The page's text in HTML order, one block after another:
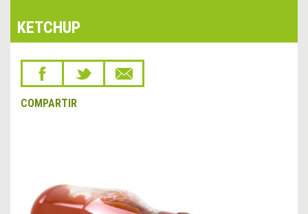
KETCHUP
COMPARTIR